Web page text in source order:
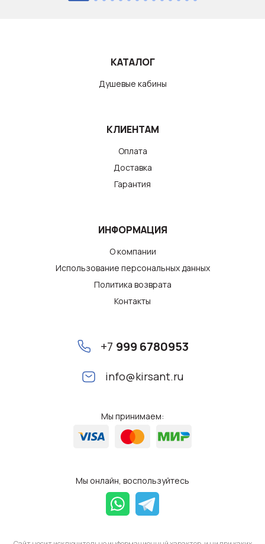
КАТАЛОГ
Душевые кабины
КЛИЕНТАМ
Оплата
Доставка
Гарантия
ИНФОРМАЦИЯ
О компании
Использование персональных данных
Политика возврата
Контакты
+7 999 6780953
info@kirsant.ru
Мы принимаем:
Мы онлайн, воспользуйтесь